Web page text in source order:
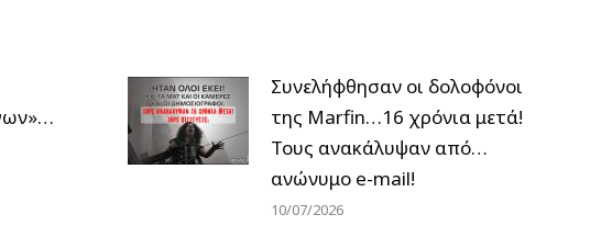
Συνελήφθησαν οι δολοφόνοι
της Marfin…16 χρόνια μετά!
Τους ανακάλυψαν από…
ανώνυμο e-mail!
10/07/2026